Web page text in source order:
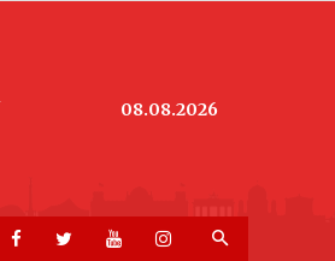
08.08.2026